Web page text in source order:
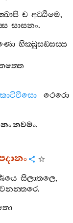
ච අට‍්ඨිමෙ,
සාසනං.
භික‍්ඛුසඞ‍්ඝස‍්ස
ථෙරො
නවමං.
සිලාතලෙ,
.